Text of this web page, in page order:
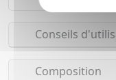
Conseils
Composition